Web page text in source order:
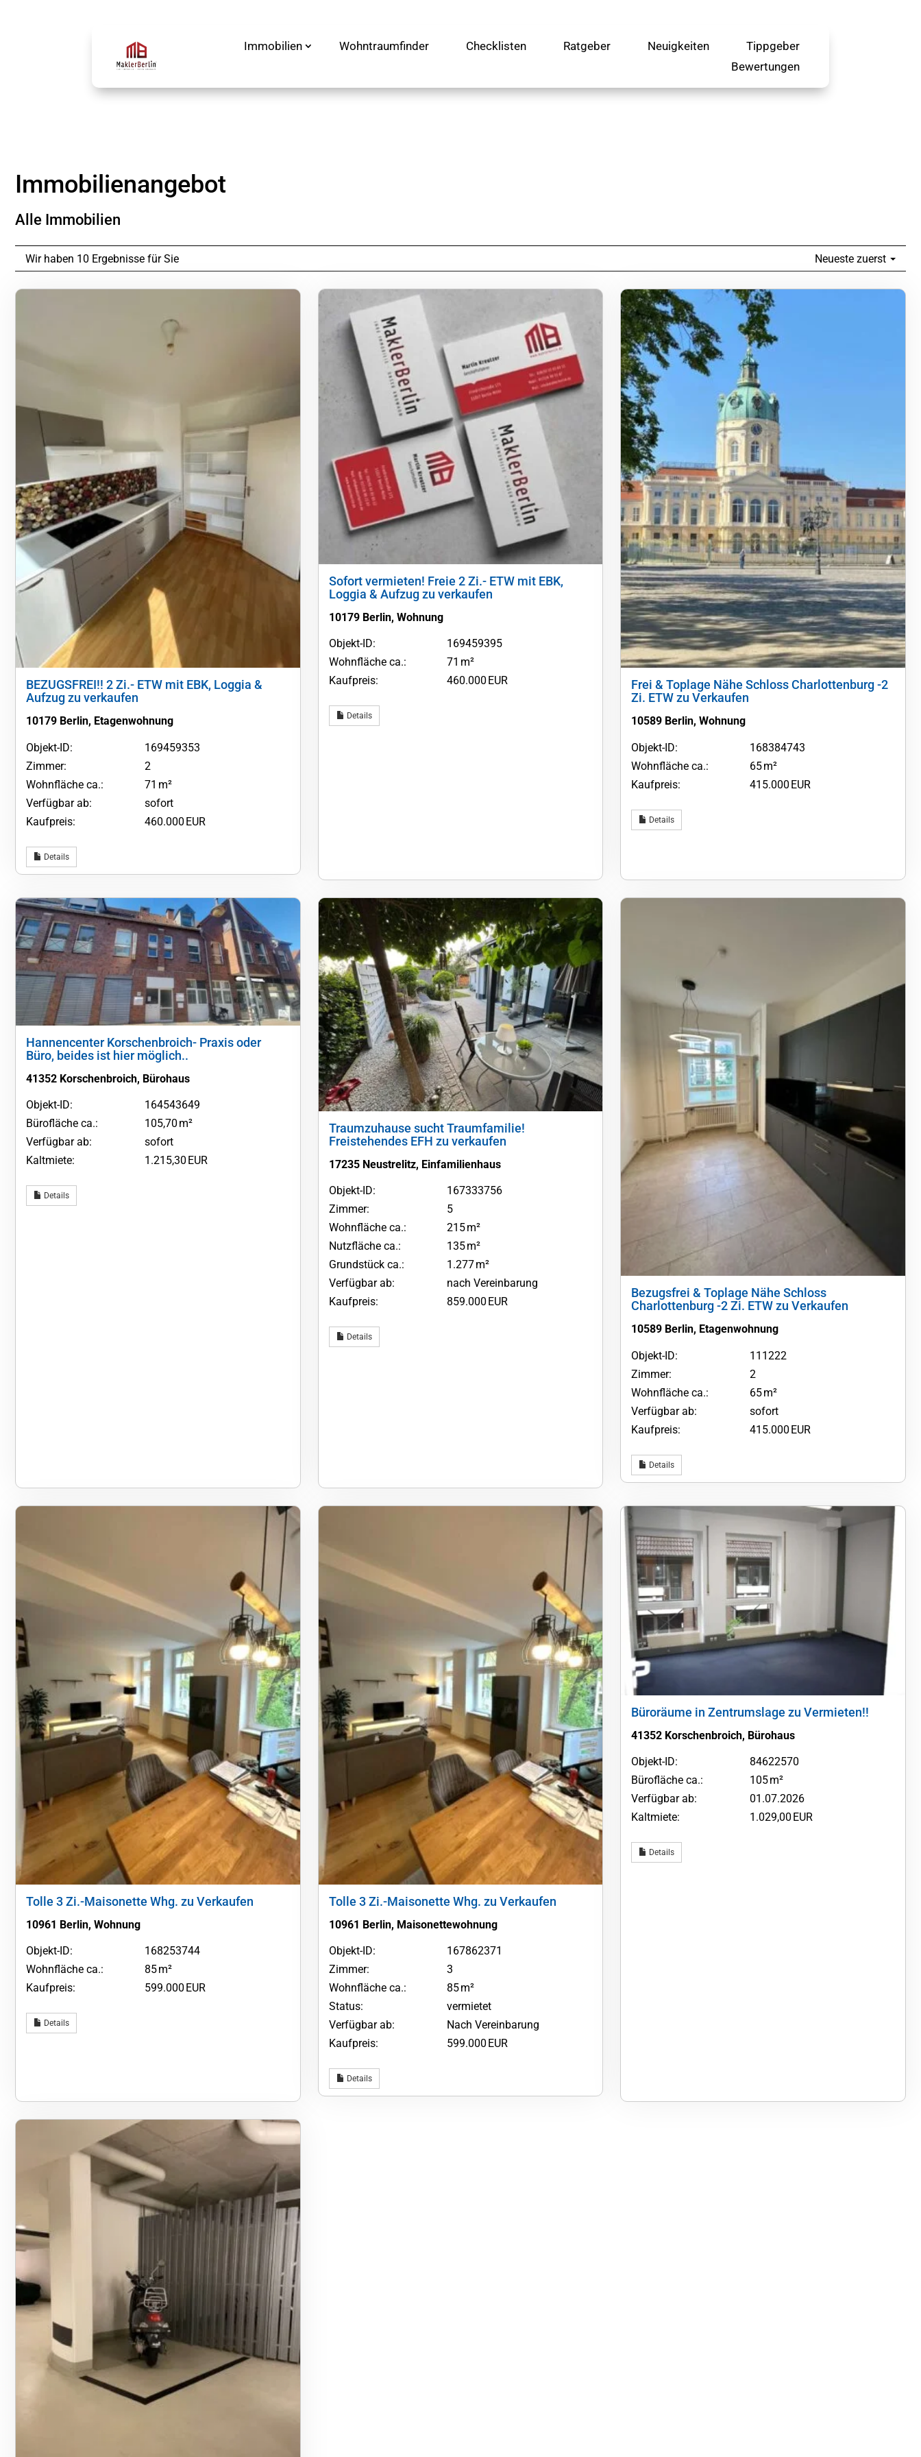
Immobilien Wohntraumfinder Checklisten Ratgeber Neuigkeiten
Tippgeber
Bewertungen
Immobilien­angebot
Alle Immobilien
Wir haben 10 Ergebnisse für Sie Neueste zuerst
BEZUGSFREI!! 2 Zi.- ETW mit EBK, Loggia &
Aufzug zu verkaufen
10179 Berlin, Etagenwohnung
Objekt-ID:
169459353
Zimmer:
2
Wohnfläche ca.:
71 m²
Verfügbar ab:
sofort
Kaufpreis:
460.000 EUR
Details
Sofort vermieten! Freie 2 Zi.- ETW mit EBK,
Loggia & Aufzug zu verkaufen
10179 Berlin, Wohnung
Objekt-ID:
169459395
Wohnfläche ca.:
71 m²
Kaufpreis:
460.000 EUR
Details
Frei & Toplage Nähe Schloss Charlottenburg -2
Zi. ETW zu Verkaufen
10589 Berlin, Wohnung
Objekt-ID:
168384743
Wohnfläche ca.:
65 m²
Kaufpreis:
415.000 EUR
Details
Hannencenter Korschenbroich- Praxis oder
Büro, beides ist hier möglich..
41352 Korschenbroich, Bürohaus
Objekt-ID:
164543649
Bürofläche ca.:
105,70 m²
Verfügbar ab:
sofort
Kaltmiete:
1.215,30 EUR
Details
Traumzuhause sucht Traumfamilie!
Freistehendes EFH zu verkaufen
17235 Neustrelitz, Einfamilienhaus
Objekt-ID:
167333756
Zimmer:
5
Wohnfläche ca.:
215 m²
Nutzfläche ca.:
135 m²
Grund­stück ca.:
1.277 m²
Verfügbar ab:
nach Vereinbarung
Kaufpreis:
859.000 EUR
Details
Bezugsfrei & Toplage Nähe Schloss
Charlottenburg -2 Zi. ETW zu Verkaufen
10589 Berlin, Etagenwohnung
Objekt-ID:
111222
Zimmer:
2
Wohnfläche ca.:
65 m²
Verfügbar ab:
sofort
Kaufpreis:
415.000 EUR
Details
Tolle 3 Zi.-Maisonette Whg. zu Verkaufen
10961 Berlin, Wohnung
Objekt-ID:
168253744
Wohnfläche ca.:
85 m²
Kaufpreis:
599.000 EUR
Details
Tolle 3 Zi.-Maisonette Whg. zu Verkaufen
10961 Berlin, Maisonettewohnung
Objekt-ID:
167862371
Zimmer:
3
Wohnfläche ca.:
85 m²
Status:
vermietet
Verfügbar ab:
Nach Vereinbarung
Kaufpreis:
599.000 EUR
Details
Büroräume in Zentrumslage zu Vermieten!!
41352 Korschenbroich, Bürohaus
Objekt-ID:
84622570
Bürofläche ca.:
105 m²
Verfügbar ab:
01.07.2026
Kaltmiete:
1.029,00 EUR
Details